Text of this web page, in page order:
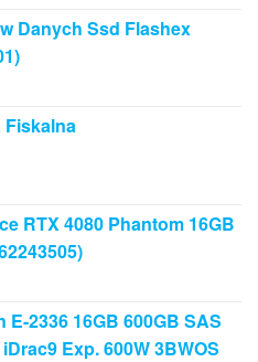
Danych Ssd Flashex
Fiskalna
RTX 4080 Phantom 16GB
E-2336 16GB 600GB SAS
Exp. 600W 3BWOS